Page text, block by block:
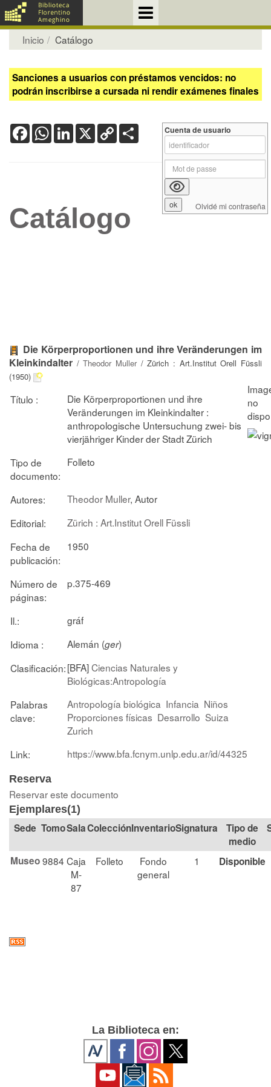
Inicio Catálogo
Sanciones a usuarios con préstamos vencidos: no
podrán inscribirse a cursada ni rendir exámenes finales
FacebookWhatsApp
LinkedIn
X Copy
Link
Catálogo
Die Körperproportionen und ihre Veränderungen im
Kleinkindalter /Theodor Muller/ Zürich : Art.Institut Orell Füssli
(1950)
Título :
Die Körperproportionen und ihre
Veränderungen im Kleinkindalter :
anthropologische Untersuchung zwei- bis
vierjähriger Kinder der Stadt Zürich
Tipo de
documento:
Folleto
Autores: Theodor Muller, Autor
Editorial:
Zürich : Art.Institut Orell Füssli
Fecha de
publicación:
1950
Número de
páginas:
p.375-469
Il.:
gráf
Idioma :
Alemán (ger)
Clasificación:[BFA]Ciencias Naturales y
Biológicas:Antropología
Palabras
clave:
Antropología biológica Infancia Niños
Proporciones físicas Desarrollo Suiza
Zurich
Link:
https://www.bfa.fcnym.unlp.edu.ar/id/44325
Reserva
Reservar este documento
Ejemplares(1)
TomoSalaColección Signatura
Tipo de
medio
Museo9884 Caja
M-
87
Folleto
Fondo
general
1 Disponible
Cuenta de usuario
Olvidé mi contraseña
La Biblioteca en: